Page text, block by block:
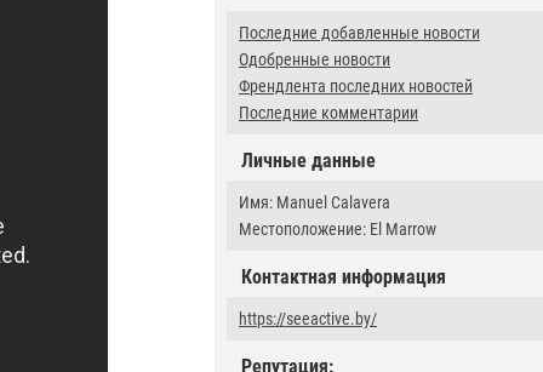
Последние добавленные новости
Одобренные новости
Френдлента последних новостей
Последние комментарии
Личные данные
Имя: Manuel Calavera
Местоположение: El Marrow
Контактная информация
https://seeactive.by/
Репутация: